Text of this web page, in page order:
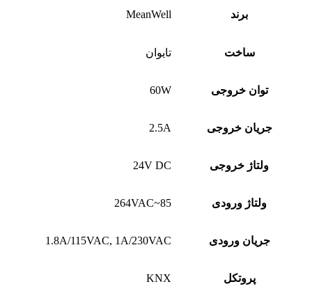
برند MeanWell
ساخت تایوان
توان خروجی 60W
جریان خروجی 2.5A
ولتاژ خروجی 24V DC
ولتاژ ورودی 85~264VAC
جریان ورودی 1.8A/115VAC, 1A/230VAC
پروتکل KNX